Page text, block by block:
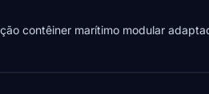
contêiner marítimo modular